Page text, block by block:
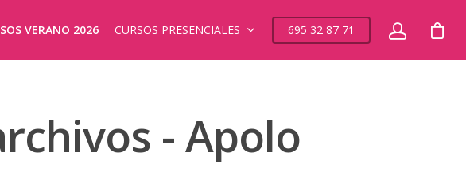
VERANO 2026 CURSOS PRESENCIALES 695 32 87 71
- Apolo